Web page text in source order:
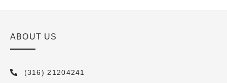
ABOUT US
(316) 21204241